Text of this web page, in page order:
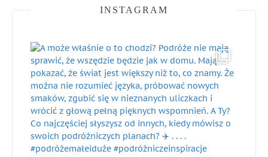
INSTAGRAM